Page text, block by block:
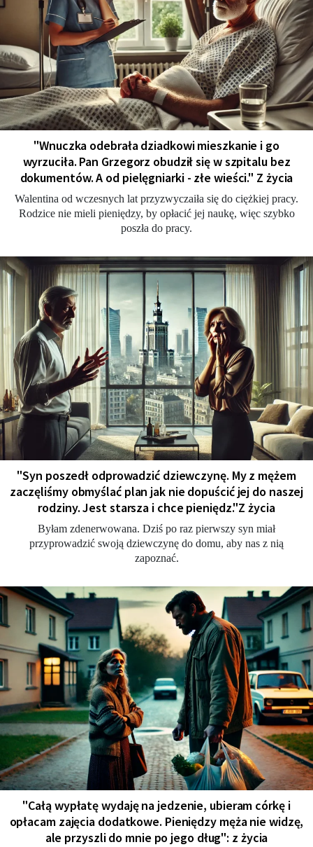
"Wnuczka odebrała dziadkowi mieszkanie i go
wyrzuciła. Pan Grzegorz obudził się w szpitalu bez
dokumentów. A od pielęgniarki - złe wieści." Z życia
Walentina od wczesnych lat przyzwyczaiła się do ciężkiej pracy.
Rodzice nie mieli pieniędzy, by opłacić jej naukę, więc szybko
poszła do pracy.
"Syn poszedł odprowadzić dziewczynę. My z mężem
zaczęliśmy obmyślać plan jak nie dopuścić jej do naszej
rodziny. Jest starsza i chce pieniędz."Z życia
Byłam zdenerwowana. Dziś po raz pierwszy syn miał
przyprowadzić swoją dziewczynę do domu, aby nas z nią
zapoznać.
"Całą wypłatę wydaję na jedzenie, ubieram córkę i
opłacam zajęcia dodatkowe. Pieniędzy męża nie widzę,
ale przyszli do mnie po jego dług": z życia